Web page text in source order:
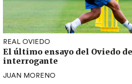
REAL OVIEDO
El último ensayo del Oviedo
interrogante
JUAN MORENO